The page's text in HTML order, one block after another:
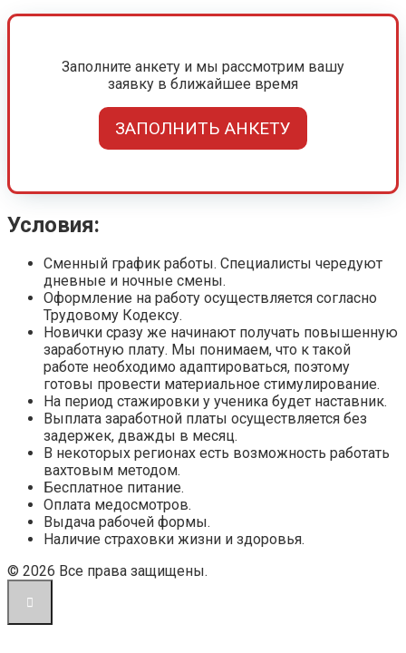
Заполните анкету и мы рассмотрим вашу
заявку в ближайшее время
ЗАПОЛНИТЬ АНКЕТУ
Условия:
Сменный график работы. Специалисты чередуют
дневные и ночные смены.
Оформление на работу осуществляется согласно
Трудовому Кодексу.
Новички сразу же начинают получать повышенную
заработную плату. Мы понимаем, что к такой
работе необходимо адаптироваться, поэтому
готовы провести материальное стимулирование.
На период стажировки у ученика будет наставник.
Выплата заработной платы осуществляется без
задержек, дважды в месяц.
В некоторых регионах есть возможность работать
вахтовым методом.
Бесплатное питание.
Оплата медосмотров.
Выдача рабочей формы.
Наличие страховки жизни и здоровья.
© 2026 Все права защищены.